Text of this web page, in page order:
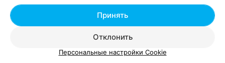
Добавить специалиста
Отклонить
Принять
Персональные настройки Cookie